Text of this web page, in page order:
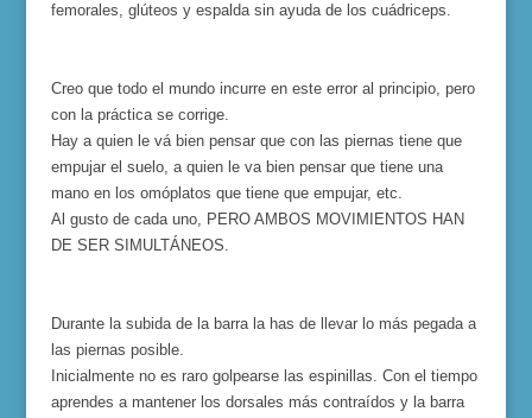
femorales, glúteos y espalda sin ayuda de los cuádriceps.
Creo que todo el mundo incurre en este error al principio, pero
con la práctica se corrige.
Hay a quien le vá bien pensar que con las piernas tiene que
empujar el suelo, a quien le va bien pensar que tiene una
mano en los omóplatos que tiene que empujar, etc.
Al gusto de cada uno, PERO AMBOS MOVIMIENTOS HAN
DE SER SIMULTÁNEOS.
Durante la subida de la barra la has de llevar lo más pegada a
las piernas posible.
Inicialmente no es raro golpearse las espinillas. Con el tiempo
aprendes a mantener los dorsales más contraídos y la barra